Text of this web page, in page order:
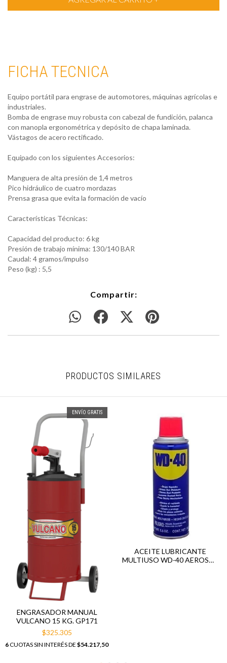
FICHA TECNICA
Equipo portátil para engrase de automotores, máquinas agrícolas e
industriales.
Bomba de engrase muy robusta con cabezal de fundición, palanca
con manopla ergonométrica y depósito de chapa laminada.
Vástagos de acero rectificado.
Equipado con los siguientes Accesorios:
Manguera de alta presión de 1,4 metros
Pico hidráulico de cuatro mordazas
Prensa grasa que evita la formación de vacío
Características Técnicas:
Capacidad del producto: 6 kg
Presión de trabajo mínima: 130/140 BAR
Caudal: 4 gramos/impulso
Peso (kg) : 5,5
Compartir:
PRODUCTOS SIMILARES
ENVÍO GRATIS
ENGRASADOR MANUAL
VULCANO 15 KG. GP171
$325.305
6CUOTAS SIN INTERÉS DE $54.217,50
ACEITE LUBRICANTE
MULTIUSO WD-40 AEROSOL